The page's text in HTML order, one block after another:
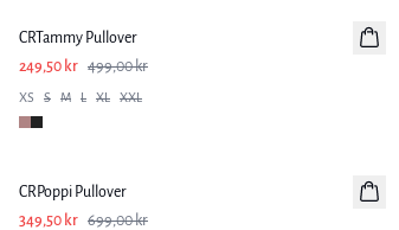
CRTammy Pullover
249,50 kr 499,00 kr
XS S M L XL XXL
CRPoppi Pullover
349,50 kr 699,00 kr